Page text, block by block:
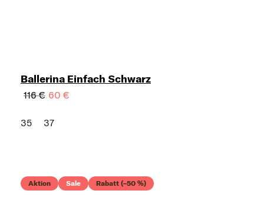
Ballerina Einfach Schwarz
116 € 60 €
35 37
Aktion Sale Rabatt (–50 %)